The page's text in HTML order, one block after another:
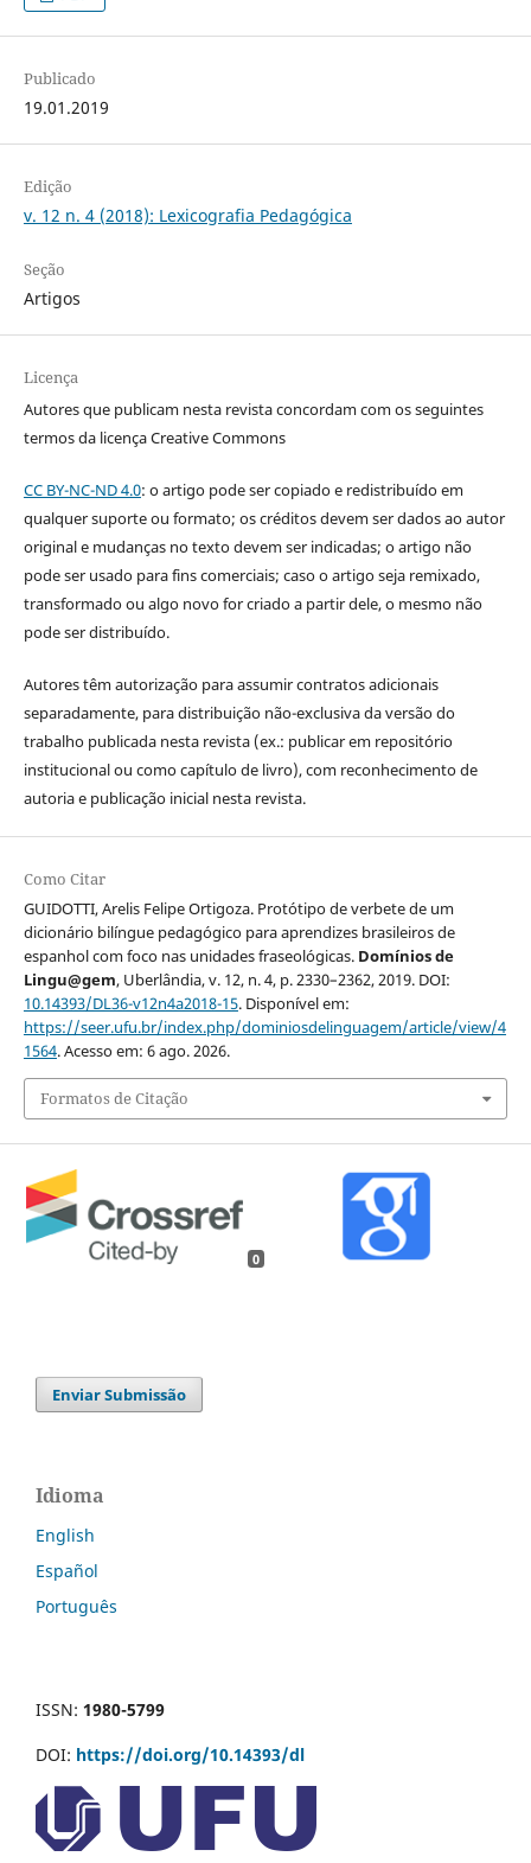
Publicado
19.01.2019
Edição
v. 12 n. 4 (2018): Lexicografia Pedagógica
Seção
Artigos
Licença
Autores que publicam nesta revista concordam com os seguintes
termos da licença Creative Commons
CC BY-NC-ND 4.0: o artigo pode ser copiado e redistribuído em
qualquer suporte ou formato; os créditos devem ser dados ao autor
original e mudanças no texto devem ser indicadas; o artigo não
pode ser usado para fins comerciais; caso o artigo seja remixado,
transformado ou algo novo for criado a partir dele, o mesmo não
pode ser distribuído.
Autores têm autorização para assumir contratos adicionais
separadamente, para distribuição não-exclusiva da versão do
trabalho publicada nesta revista (ex.: publicar em repositório
institucional ou como capítulo de livro), com reconhecimento de
autoria e publicação inicial nesta revista.
Como Citar
GUIDOTTI, Arelis Felipe Ortigoza. Protótipo de verbete de um
dicionário bilíngue pedagógico para aprendizes brasileiros de
espanhol com foco nas unidades fraseológicas. Domínios de
Lingu@gem, Uberlândia, v. 12, n. 4, p. 2330–2362, 2019. DOI:
10.14393/DL36-v12n4a2018-15. Disponível em:
https://seer.ufu.br/index.php/dominiosdelinguagem/article/view/4
1564. Acesso em: 6 ago. 2026.
Formatos de Citação
0
Enviar Submissão
Idioma
English
Español
Português
ISSN: 1980-5799
DOI: https://doi.org/10.14393/dl